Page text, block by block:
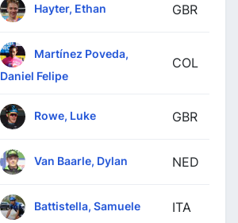
Hayter, Ethan GBR
Martínez Poveda,
Daniel Felipe
COL
Rowe, Luke GBR
Van Baarle, Dylan NED
Battistella, Samuele ITA